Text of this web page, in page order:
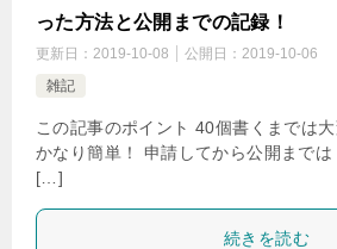
った方法と公開までの記録！
更新日： 2019-10-08 公開日： 2019-10-06
雑記
この記事のポイント 40個書くまでは
かなり簡単！ 申請してから公開までは
[…]
続きを読む